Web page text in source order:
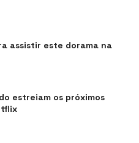
assistir este dorama na
estreiam os próximos